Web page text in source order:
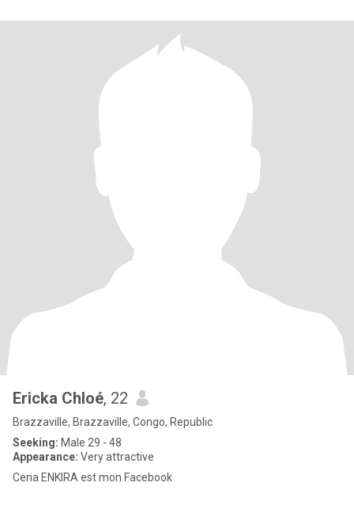
Ericka Chloé, 22
Brazzaville, Brazzaville, Congo, Republic
Seeking: Male 29 - 48
Appearance: Very attractive
Cena ENKIRA est mon Facebook